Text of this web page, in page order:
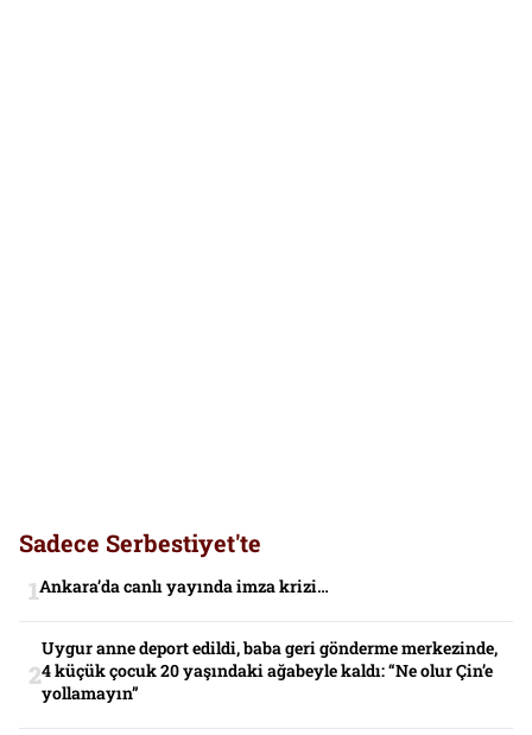
Sadece Serbestiyet'te
Ankara’da canlı yayında imza krizi…
Uygur anne deport edildi, baba geri gönderme merkezinde,
4 küçük çocuk 20 yaşındaki ağabeyle kaldı: “Ne olur Çin’e
yollamayın”